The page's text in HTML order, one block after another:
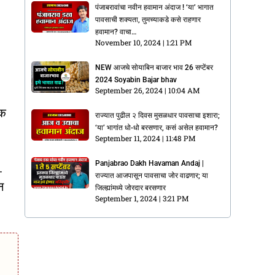
पंजाबरावांचा नवीन हवामान अंदाज ! ‘या’ भागात
पावसाची शक्यता, तुमच्याकडे कसे राहणार
हवामान? वाचा…
November 10, 2024 1:21 PM
NEW आजचे सोयाबिन बाजार भाव 26 सप्टेंबर
2024 Soyabin Bajar bhav
September 26, 2024 10:04 AM
राज्यात पुढील २ दिवस मुसळधार पावसाचा इशारा;
‘या’ भागांत धो-धो बरसणार, कसं असेल हवामान?
September 11, 2024 11:48 PM
Panjabrao Dakh Havaman Andaj |
राज्यात आजपासून पावसाचा जोर वाढणार; या
जिल्ह्यांमध्ये जोरदार बरसणार
September 1, 2024 3:21 PM